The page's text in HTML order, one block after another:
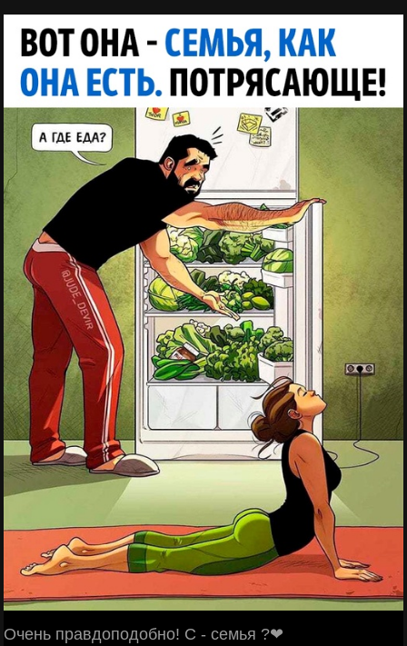
Очень правдоподобно! С - семья ?❤